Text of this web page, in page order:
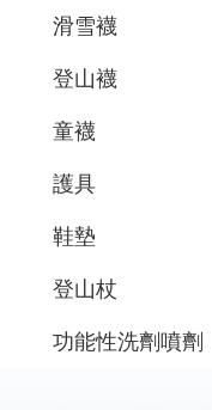
滑雪襪
登山襪
童襪
護具
鞋墊
登山杖
功能性洗劑噴劑